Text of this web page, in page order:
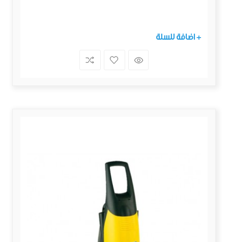
+ اضافة للسلة